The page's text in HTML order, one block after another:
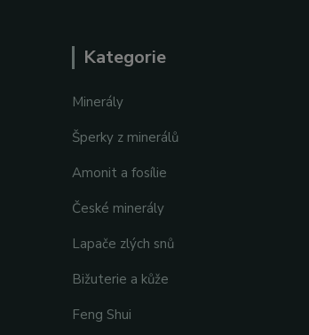
Kategorie
Minerály
Šperky z minerálů
Amonit a fosílie
České minerály
Lapače zlých snů
Bižuterie a kůže
Feng Shui